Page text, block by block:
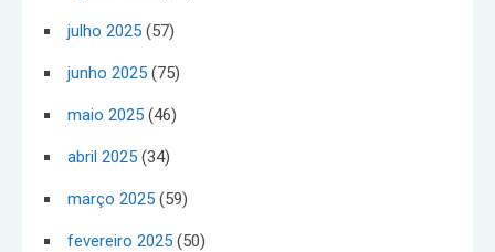
julho 2025 (57)
junho 2025 (75)
maio 2025 (46)
abril 2025 (34)
março 2025 (59)
fevereiro 2025 (50)